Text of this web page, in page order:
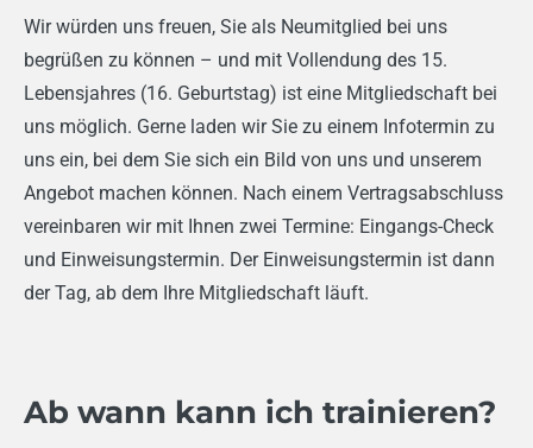
Wir würden uns freuen, Sie als Neumitglied bei uns
begrüßen zu können – und mit Vollendung des 15.
Lebensjahres (16. Geburtstag) ist eine Mitgliedschaft bei
uns möglich. Gerne laden wir Sie zu einem Infotermin zu
uns ein, bei dem Sie sich ein Bild von uns und unserem
Angebot machen können. Nach einem Vertragsabschluss
vereinbaren wir mit Ihnen zwei Termine: Eingangs-Check
und Einweisungstermin. Der Einweisungstermin ist dann
der Tag, ab dem Ihre Mitgliedschaft läuft.
Ab wann kann ich trainieren?